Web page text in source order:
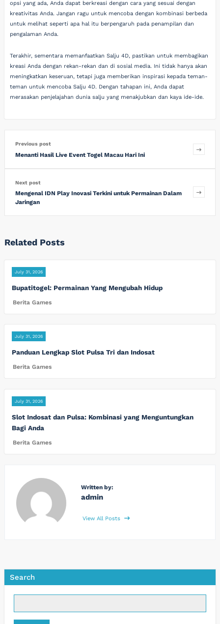
opsi yang ada, Anda dapat berkreasi dengan cara yang sesuai dengan
kreativitas Anda. Jangan ragu untuk mencoba dengan kombinasi berbeda
untuk melihat seperti apa hal itu berpengaruh pada penampilan dan
pengalaman Anda.
Terakhir, sementara memanfaatkan Salju 4D, pastikan untuk membagikan
kreasi Anda dengan rekan-rekan dan di sosial media. Ini tidak hanya akan
meningkatkan keseruan, tetapi juga memberikan inspirasi kepada teman-
teman untuk mencoba Salju 4D. Dengan tahapan ini, Anda dapat
merasakan penjelajahan dunia salju yang menakjubkan dan kaya ide-ide.
Previous post
Menanti Hasil Live Event Togel Macau Hari Ini
Next post
Mengenal IDN Play Inovasi Terkini untuk Permainan Dalam
Jaringan
Related Posts
July 31, 2026
Bupatitogel: Permainan Yang Mengubah Hidup
Berita Games
July 31, 2026
Panduan Lengkap Slot Pulsa Tri dan Indosat
Berita Games
July 31, 2026
Slot Indosat dan Pulsa: Kombinasi yang Menguntungkan
Bagi Anda
Berita Games
Written by:
admin
View All Posts
Search